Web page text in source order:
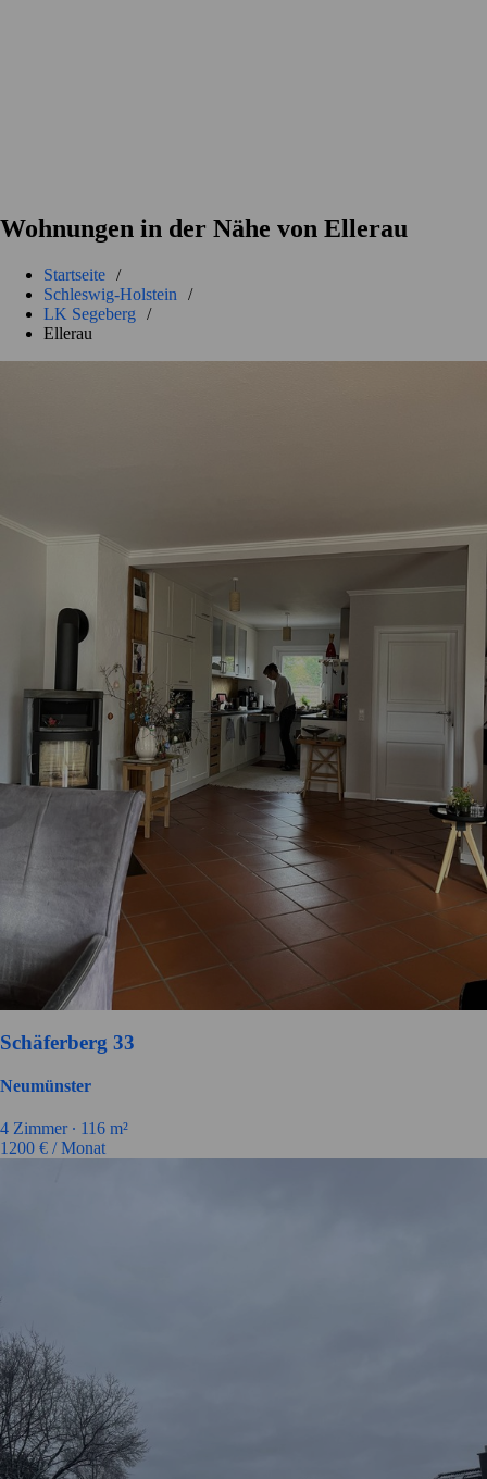
Wohnungen in der Nähe von Ellerau
Startseite /
Schleswig-Holstein
/
LK Segeberg
/
Ellerau
Schäferberg 33
Neumünster
4 Zimmer ∙ 116 m²
1200 € / Monat